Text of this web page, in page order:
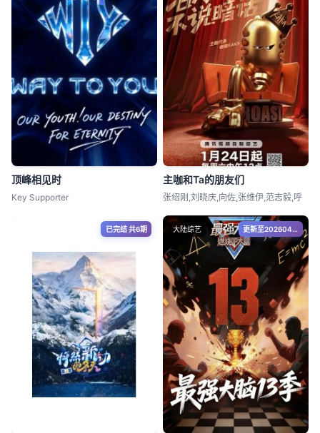
顶峰相见时
Key Supporter
主咖和Ta的朋友们
张绍刚,刘晓庆,向佐,张维伊,范志毅,呼
已完结 共6期 大陆综艺 更新至20260404期